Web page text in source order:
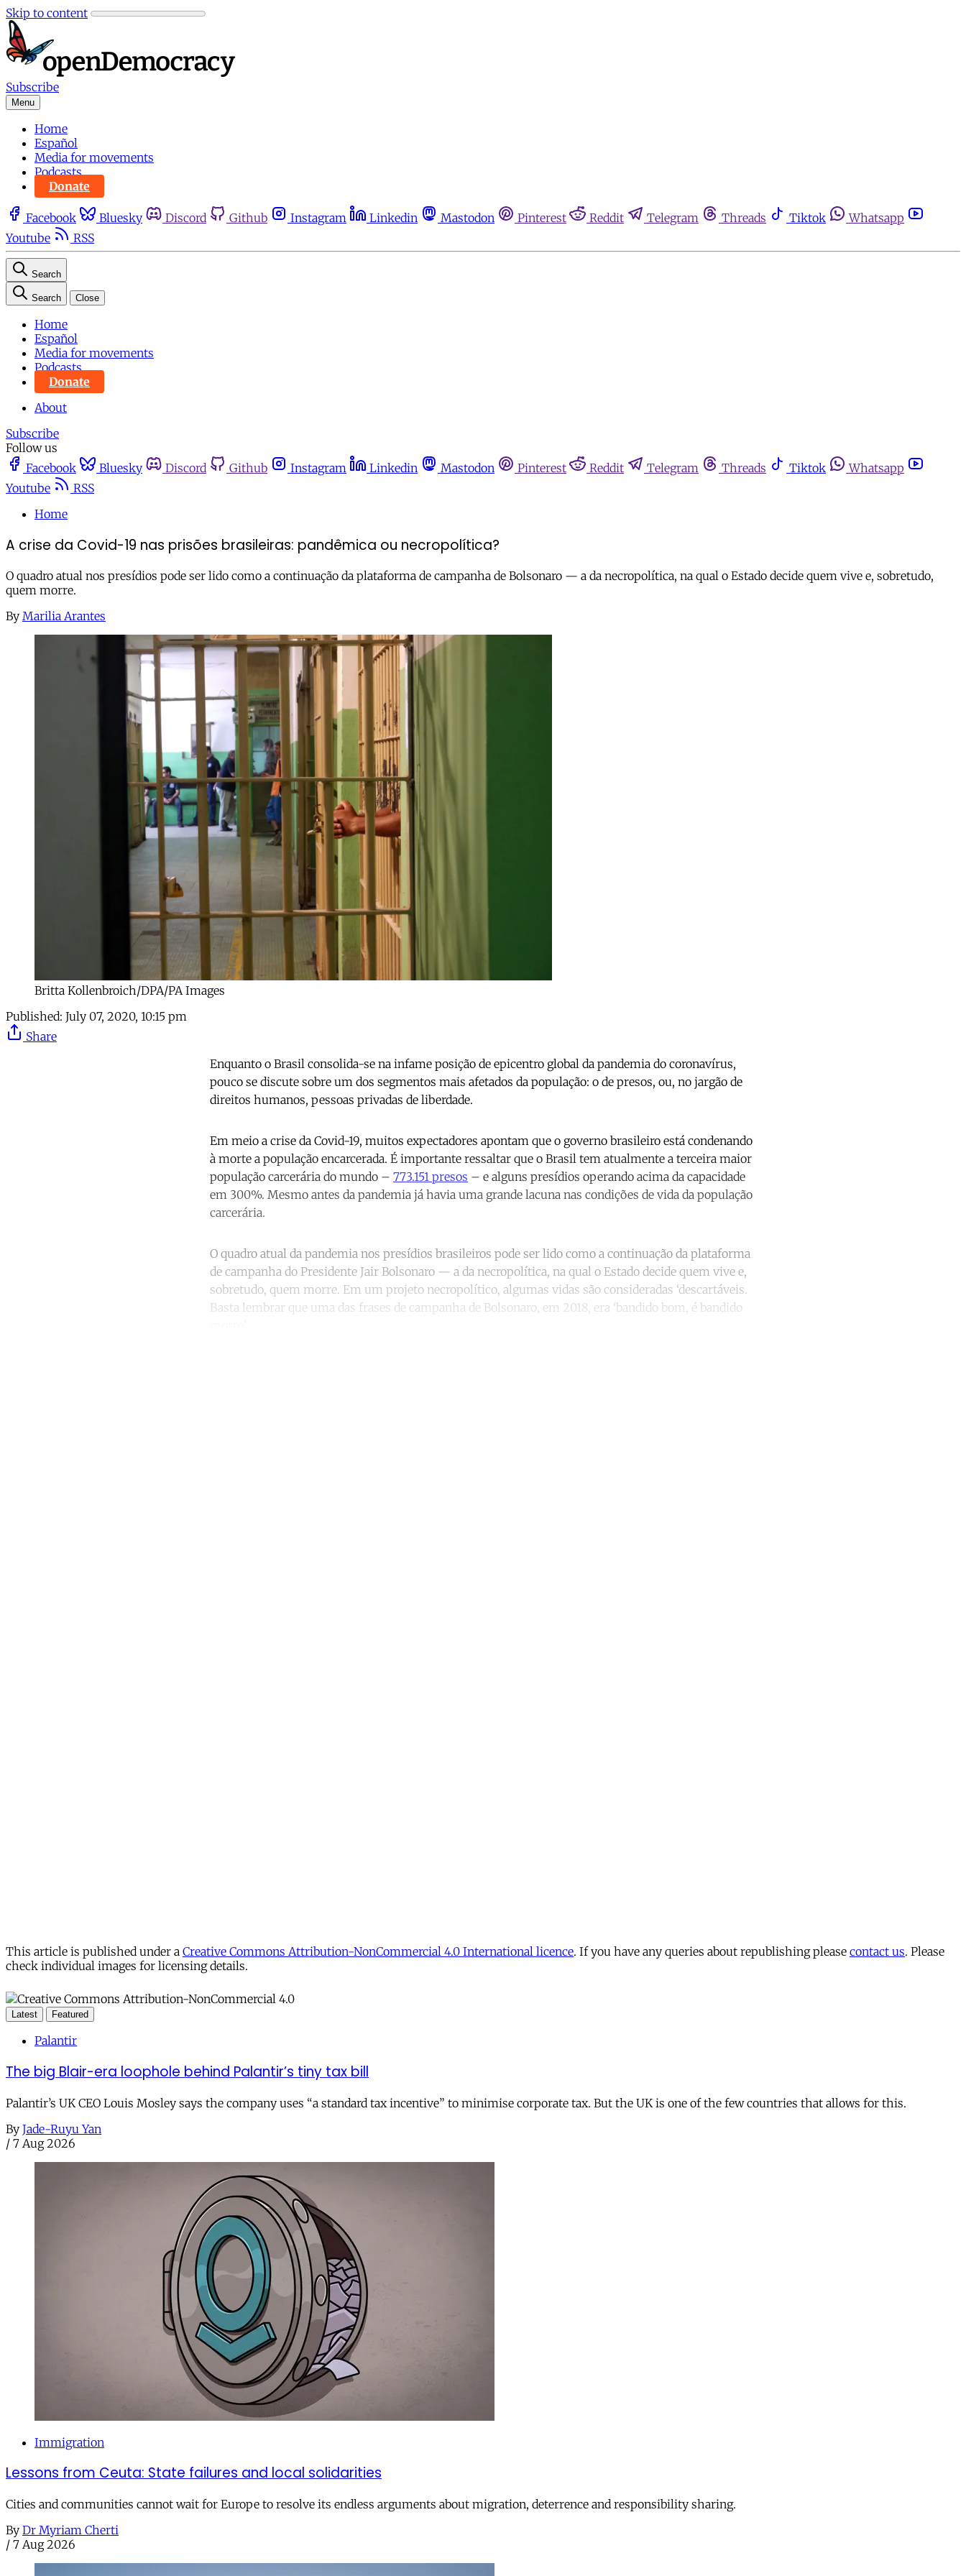
Skip to content
Subscribe
Menu
Home
Español
Media for movements
Podcasts
Donate
Facebook Bluesky Discord Github Instagram Linkedin Mastodon Pinterest Reddit Telegram Threads Tiktok
Whatsapp
Youtube
RSS
Search
Search Close
Home
Español
Media for movements
Podcasts
Donate
About
Subscribe
Follow us
Facebook
Bluesky Discord Github Instagram Linkedin Mastodon Pinterest Reddit Telegram Threads Tiktok
Whatsapp
Youtube
RSS
Home
A crise da Covid-19 nas prisões brasileiras: pandêmica ou necropolítica?
O quadro atual nos presídios pode ser lido como a continuação da plataforma de campanha de Bolsonaro — a da necropolítica, na qual o Estado decide quem vive e, sobretudo,
quem morre.
By Marilia Arantes
Britta Kollenbroich/DPA/PA Images
Published: July 07, 2020, 10:15 pm
Share
Enquanto o Brasil consolida-se na infame posição de epicentro global da pandemia do coronavírus,
pouco se discute sobre um dos segmentos mais afetados da população: o de presos, ou, no jargão de
direitos humanos, pessoas privadas de liberdade.
Em meio a crise da Covid-19, muitos expectadores apontam que o governo brasileiro está condenando
à morte a população encarcerada. É importante ressaltar que o Brasil tem atualmente a terceira maior
população carcerária do mundo – 773.151 presos – e alguns presídios operando acima da capacidade
em 300%. Mesmo antes da pandemia já havia uma grande lacuna nas condições de vida da população
carcerária.
O quadro atual da pandemia nos presídios brasileiros pode ser lido como a continuação da plataforma
de campanha do Presidente Jair Bolsonaro — a da necropolítica, na qual o Estado decide quem vive e,
sobretudo, quem morre. Em um projeto necropolítico, algumas vidas são consideradas ‘descartáveis.
Basta lembrar que uma das frases de campanha de Bolsonaro, em 2018, era ‘bandido bom, é bandido
This article is published under a Creative Commons Attribution-NonCommercial 4.0 International licence. If you have any queries about republishing please contact us. Please
check individual images for licensing details.
Latest Featured
Palantir
The big Blair-era loophole behind Palantir’s tiny tax bill
Palantir’s UK CEO Louis Mosley says the company uses “a standard tax incentive” to minimise corporate tax. But the UK is one of the few countries that allows for this.
By Jade-Ruyu Yan
/ 7 Aug 2026
Immigration
Lessons from Ceuta: State failures and local solidarities
Cities and communities cannot wait for Europe to resolve its endless arguments about migration, deterrence and responsibility sharing.
By Dr Myriam Cherti
/ 7 Aug 2026